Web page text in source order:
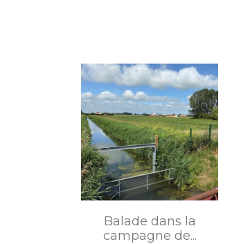
Balade dans la
campagne de...